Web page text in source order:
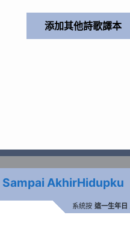
Sampai AkhirHidupku
系統按 這一生年日